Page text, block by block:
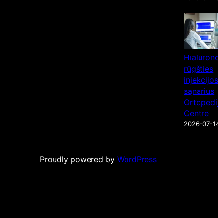
rūgšties
sąnarius
Centre
2026-07-
Proudly powered byWordPress